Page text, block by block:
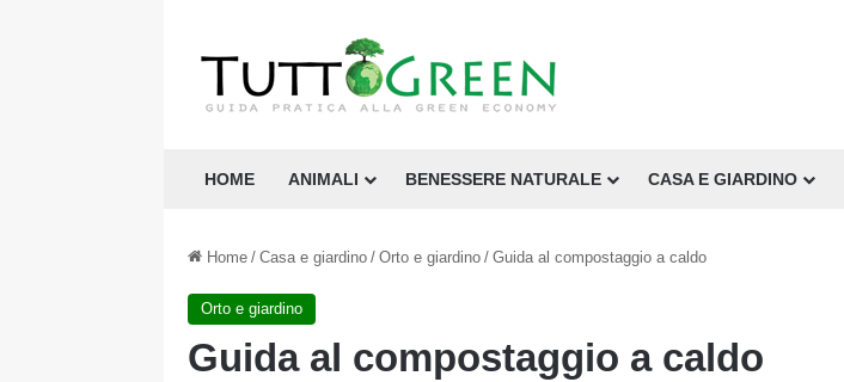
HOME ANIMALI BENESSERE NATURALE CASA E GIARDINO
Home / Casa e giardino / Orto e giardino / Guida al compostaggio a caldo
Orto e giardino
Guida al compostaggio a caldo